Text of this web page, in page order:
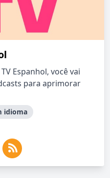
Espanhol, você vai
para aprimorar
idioma